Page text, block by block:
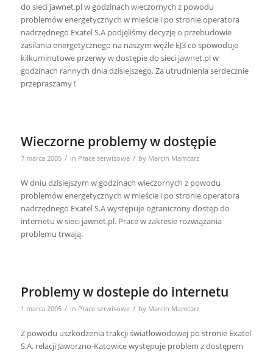
do sieci jawnet.pl w godzinach wieczornych z powodu
problemów energetycznych w mieście i po stronie operatora
nadrzędnego Exatel S.A podjęliśmy decyzję o przebudowie
zasilania energetycznego na naszym węźle EJ3 co spowoduje
kilkuminutowe przerwy w dostępie do sieci jawnet.pl w
godzinach rannych dnia dzisiejszego. Za utrudnienia serdecznie
przepraszamy !
Wieczorne problemy w dostępie
7 marca 2005 / in Prace serwisowe / by Marcin Mamcarz
W dniu dzisiejszym w godzinach wieczornych z powodu
problemów energetycznych w mieście i po stronie operatora
nadrzędnego Exatel S.A występuje ograniczony dostęp do
internetu w sieci jawnet.pl. Prace w zakresie rozwiązania
problemu trwają.
Problemy w dostepie do internetu
1 marca 2005 / in Prace serwisowe / by Marcin Mamcarz
Z powodu uszkodzenia trakcji światłowodowej po stronie Exatel
S.A. relacji Jaworzno-Katowice występuje problem z dostępem